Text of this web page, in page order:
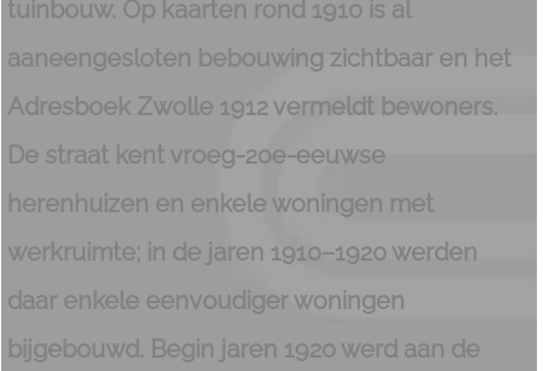
tuinbouw. Op kaarten rond 1910 is al
aaneengesloten bebouwing zichtbaar en het
Adresboek Zwolle 1912 vermeldt bewoners.
De straat kent vroeg-20e-eeuwse
herenhuizen en enkele woningen met
werkruimte; in de jaren 1910–1920 werden
daar enkele eenvoudiger woningen
bijgebouwd. Begin jaren 1920 werd aan de